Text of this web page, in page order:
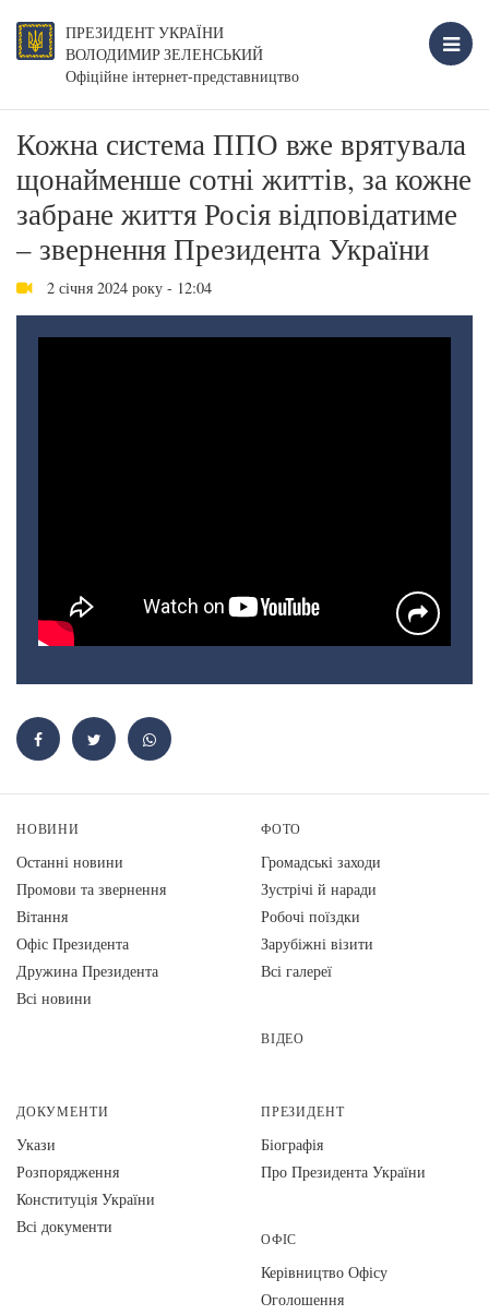
ПРЕЗИДЕНТ УКРАЇНИ
ВОЛОДИМИР ЗЕЛЕНСЬКИЙ
Офіційне інтернет-представництво
Кожна система ППО вже врятувала
щонайменше сотні життів, за кожне
забране життя Росія відповідатиме
– звернення Президента України
2 січня 2024 року - 12:04
НОВИНИ
Останні новини
Промови та звернення
Вiтання
Офіс Президента
Дружина Президента
Всі новини
ФОТО
Громадські заходи
Зустрічі й наради
Робочі поїздки
Зарубіжні візити
Всі галереї
ВІДЕО
ДОКУМЕНТИ
Укази
Розпорядження
Конституція України
Всі документи
ПРЕЗИДЕНТ
Біографія
Про Президента України
ОФІС
Керівництво Офісу
Оголошення